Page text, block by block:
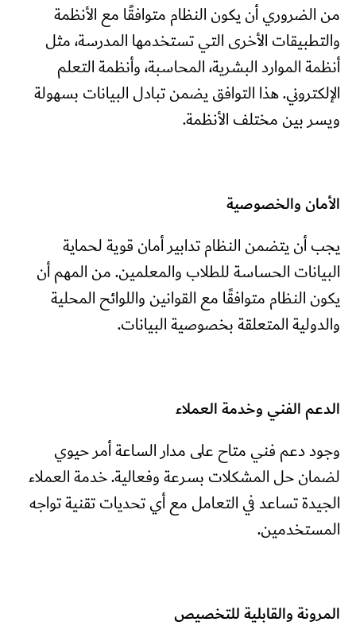
من الضروري أن يكون النظام متوافقًا مع الأنظمة
والتطبيقات الأخرى التي تستخدمها المدرسة، مثل
أنظمة الموارد البشرية، المحاسبة، وأنظمة التعلم
الإلكتروني. هذا التوافق يضمن تبادل البيانات بسهولة
ويسر بين مختلف الأنظمة.
الأمان والخصوصية
يجب أن يتضمن النظام تدابير أمان قوية لحماية
البيانات الحساسة للطلاب والمعلمين. من المهم أن
يكون النظام متوافقًا مع القوانين واللوائح المحلية
والدولية المتعلقة بخصوصية البيانات.
الدعم الفني وخدمة العملاء
وجود دعم فني متاح على مدار الساعة أمر حيوي
لضمان حل المشكلات بسرعة وفعالية. خدمة العملاء
الجيدة تساعد في التعامل مع أي تحديات تقنية تواجه
المستخدمين.
المرونة والقابلية للتخصيص